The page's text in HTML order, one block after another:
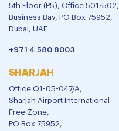
5th Floor (P5), Office 501-502,
Business Bay, PO Box 75952,
Dubai, UAE
+971 4 580 8003
SHARJAH
Office Q1-05-047/A,
Sharjah Airport International
Free Zone,
PO Box 75952,